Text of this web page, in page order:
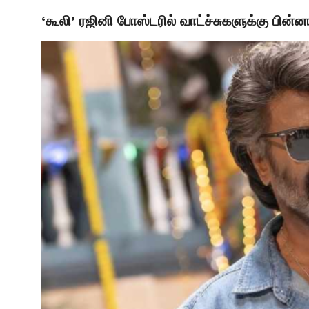
LATEST
‘கூலி’ ரஜினி போஸ்டரில் வாட்ச்சுகளுக்கு